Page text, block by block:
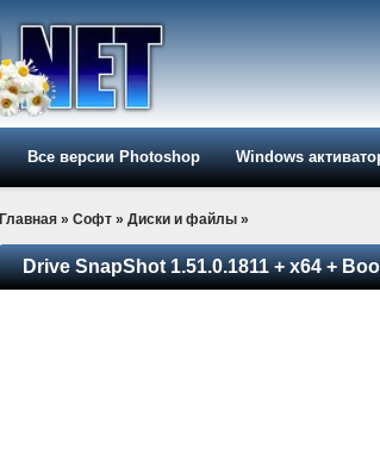
Все версии Photoshop Windows
Главная » Софт » Диски и файлы »
Drive SnapShot 1.51.0.1811 + x64 +